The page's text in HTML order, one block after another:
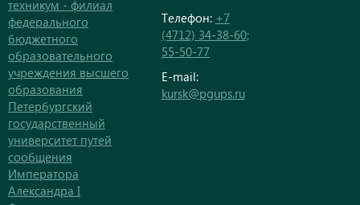
техникум - филиал
федерального
бюджетного
образовательного
учреждения высшего
образования
Петербургский
государственный
университет путей
сообщения
Императора
Александра I
Телефон: +7
(4712) 34-38-60;
55-50-77
E-mail:
kursk@pgups.ru